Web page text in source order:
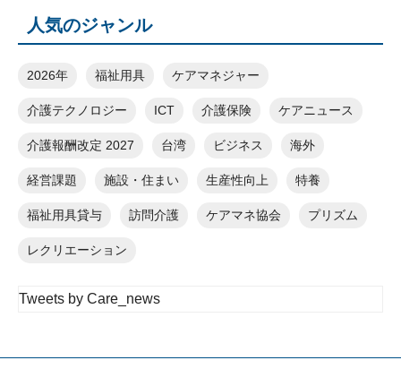
人気のジャンル
2026年 福祉用具 ケアマネジャー
介護テクノロジー ICT 介護保険 ケアニュース
介護報酬改定 2027 台湾 ビジネス 海外
経営課題 施設・住まい 生産性向上 特養
福祉用具貸与 訪問介護 ケアマネ協会 プリズム
レクリエーション
Tweets by Care_news